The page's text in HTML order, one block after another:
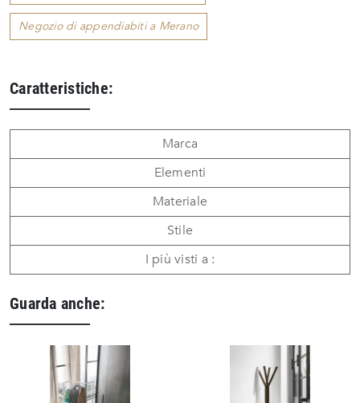
Negozio di appendiabiti a Merano
Caratteristiche:
Marca
Elementi
Materiale
Stile
I più visti a :
Guarda anche: